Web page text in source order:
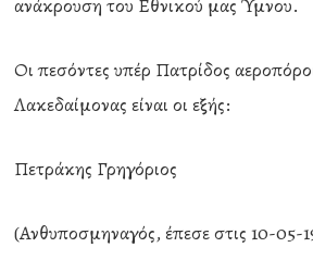
ανάκρουση του Εθνικού μας Ύμνου.
Οι πεσόντες υπέρ Πατρίδος
Λακεδαίμονας είναι οι εξής:
Πετράκης Γρηγόριος
(Ανθυποσμηναγός, έπεσε στις 10-05-